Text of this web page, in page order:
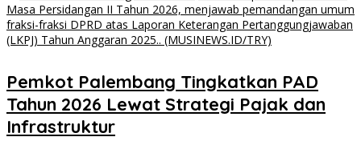
Pemkot Palembang Tingkatkan PAD
Tahun 2026 Lewat Strategi Pajak dan
Infrastruktur